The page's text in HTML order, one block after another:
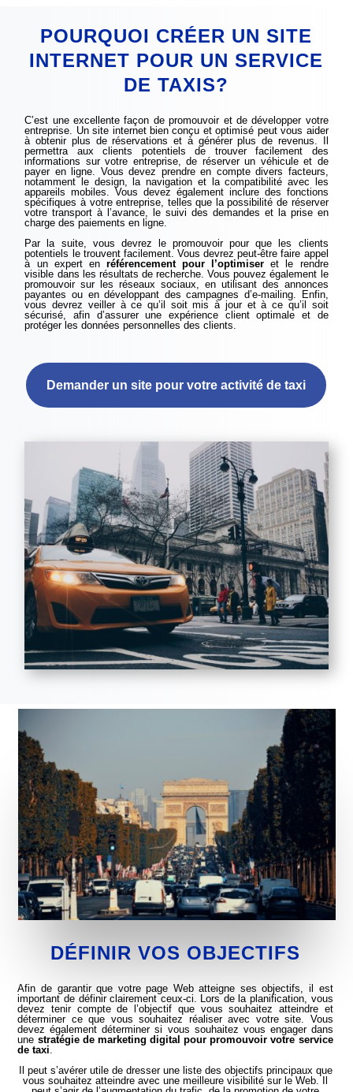
POURQUOI CRÉER UN SITE
INTERNET POUR UN SERVICE
DE TAXIS?
C’est une excellente façon de promouvoir et de développer votre
entreprise. Un site internet bien conçu et optimisé peut vous aider
à obtenir plus de réservations et à générer plus de revenus. Il
permettra aux clients potentiels de trouver facilement des
informations sur votre entreprise, de réserver un véhicule et de
payer en ligne. Vous devez prendre en compte divers facteurs,
notamment le design, la navigation et la compatibilité avec les
appareils mobiles. Vous devez également inclure des fonctions
spécifiques à votre entreprise, telles que la possibilité de réserver
votre transport à l’avance, le suivi des demandes et la prise en
charge des paiements en ligne.
Par la suite, vous devrez le promouvoir pour que les clients
potentiels le trouvent facilement. Vous devrez peut-être faire appel
à un expert en référencement pour l’optimiser et le rendre
visible dans les résultats de recherche. Vous pouvez également le
promouvoir sur les réseaux sociaux, en utilisant des annonces
payantes ou en développant des campagnes d’e-mailing. Enfin,
vous devrez veiller à ce qu’il soit mis à jour et à ce qu’il soit
sécurisé, afin d’assurer une expérience client optimale et de
protéger les données personnelles des clients.
Demander un site pour votre activité de taxi
DÉFINIR VOS OBJECTIFS
Afin de garantir que votre page Web atteigne ses objectifs, il est
important de définir clairement ceux-ci. Lors de la planification, vous
devez tenir compte de l’objectif que vous souhaitez atteindre et
déterminer ce que vous souhaitez réaliser avec votre site. Vous
devez également déterminer si vous souhaitez vous engager dans
une stratégie de marketing digital pour promouvoir votre service
de taxi.
Il peut s’avérer utile de dresser une liste des objectifs principaux que
vous souhaitez atteindre avec une meilleure visibilité sur le Web. Il